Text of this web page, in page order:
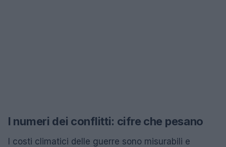
I numeri dei conflitti: cifre che pesano
I costi climatici delle guerre sono misurabili e